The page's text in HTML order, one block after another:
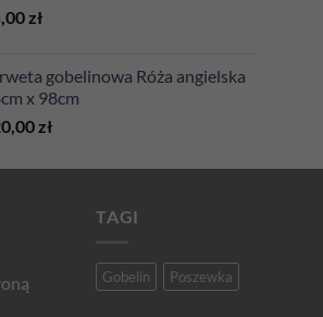
zł
gobelinowa Róża angielska
x 98cm
zł
TAGI
Gobelin Poszewka